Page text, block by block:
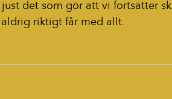
det som gör att vi fortsätter
riktigt får med allt.